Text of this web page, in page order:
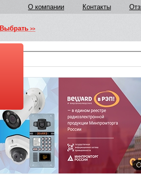
О компании Контакты
Выбрать